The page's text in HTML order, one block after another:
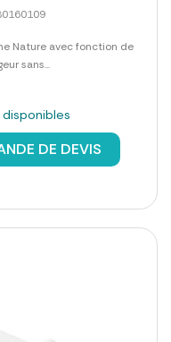
Nature avec fonction de
sans...
DE DEVIS